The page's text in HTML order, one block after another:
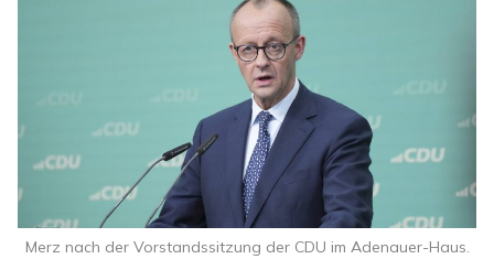
Merz nach der Vorstandssitzung der CDU im Adenauer-Haus.